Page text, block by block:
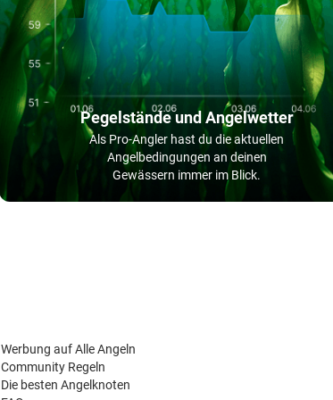
Pegelstände und Angelwetter
Als Pro-Angler hast du die aktuellen
Angelbedingungen an deinen
Gewässern immer im Blick.
Werbung auf Alle Angeln
Community Regeln
Die besten Angelknoten